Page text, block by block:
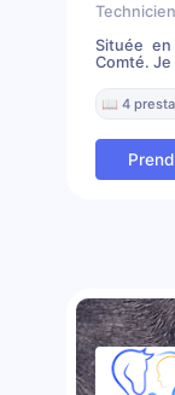
Située
Comté.
📖 4